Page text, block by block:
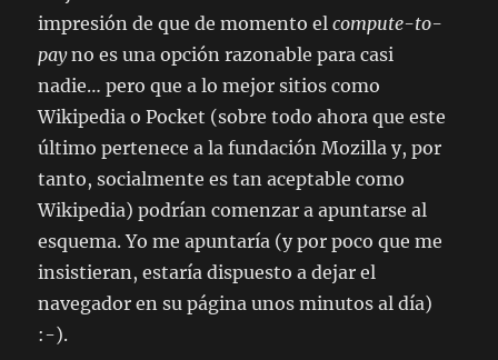
impresión de que de momento elcompute-to-
payno es una opción razonable para casi
nadie… pero que a lo mejor sitios como
Wikipedia o Pocket (sobre todo ahora que este
último pertenece a la fundación Mozilla y, por
tanto, socialmente es tan aceptable como
Wikipedia) podrían comenzar a apuntarse al
esquema. Yo me apuntaría (y por poco que me
insistieran, estaría dispuesto a dejar el
navegador en su página unos minutos al día)
:-).